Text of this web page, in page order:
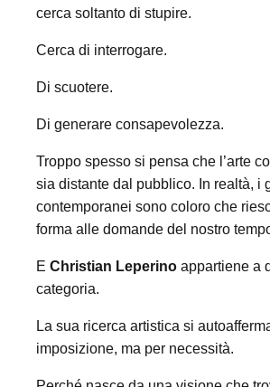
cerca soltanto di stupire.
Cerca di interrogare.
Di scuotere.
Di generare consapevolezza.
Troppo spesso si pensa che l’arte
sia distante dal pubblico. In realtà, i
contemporanei sono coloro che
forma alle domande del nostro
E Christian Leperino appartiene a
categoria.
La sua ricerca artistica si
imposizione, ma per necessità.